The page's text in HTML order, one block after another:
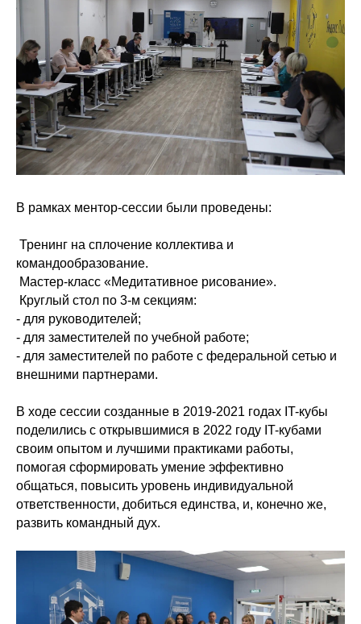
В рамках ментор-сессии были проведены:
Тренинг на сплочение коллектива и
командообразование.
Мастер-класс «Медитативное рисование».
Круглый стол по 3-м секциям:
- для руководителей;
- для заместителей по учебной работе;
- для заместителей по работе с федеральной сетью и
внешними партнерами.
В ходе сессии созданные в 2019-2021 годах IT-кубы
поделились с открывшимися в 2022 году IT-кубами
своим опытом и лучшими практиками работы,
помогая сформировать умение эффективно
общаться, повысить уровень индивидуальной
ответственности, добиться единства, и, конечно же,
развить командный дух.